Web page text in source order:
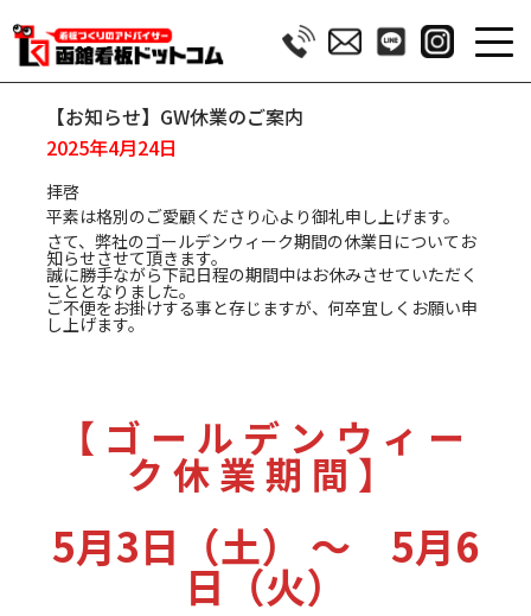
【お知らせ】GW休業のご案内
2025年4月24日
拝啓
平素は格別のご愛顧くださり心より御礼申し上げます。
さて、弊社のゴールデンウィーク期間の休業日についてお
知らせさせて頂きます。
誠に勝手ながら下記日程の期間中はお休みさせていただく
こととなりました。
ご不便をお掛けする事と存じますが、何卒宜しくお願い申
し上げます。
【ゴールデンウィー
ク休業期間】
5月3日（土） ～ 5月6
日（火）